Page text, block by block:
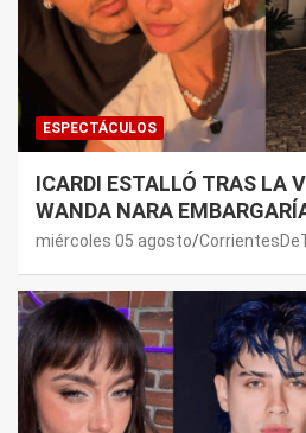
ESPECTÁCULOS
ICARDI ESTALLÓ TRAS LA
WANDA NARA
NORDELTA: “NECESITAN
miércoles 05 agosto